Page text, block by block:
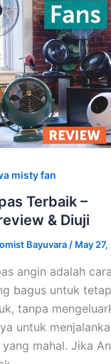
misty fan
Terbaik –
& Diuji
Bayuvara/ May 27,
angin adalah cara
bagus untuk tetap
tanpa
untuk
yang mahal. Jika